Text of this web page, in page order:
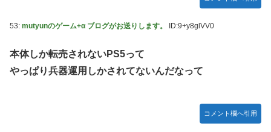
53: mutyunのゲーム+α ブログがお送りします。 ID:9+y8glVV0
本体しか転売されないPS5って
やっぱり兵器運用しかされてないんだなって
コメント欄へ引用